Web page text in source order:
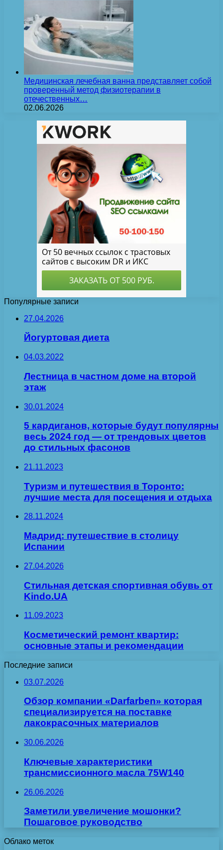
Медицинская лечебная ванна представляет собой
проверенный метод физиотерапии в
отечественных…
02.06.2026
Популярные записи
27.04.2026
Йогуртовая диета
04.03.2022
Лестница в частном доме на второй
этаж
30.01.2024
5 кардиганов, которые будут популярны
весь 2024 год — от трендовых цветов
до стильных фасонов
21.11.2023
Туризм и путешествия в Торонто:
лучшие места для посещения и отдыха
28.11.2024
Мадрид: путешествие в столицу
Испании
27.04.2026
Стильная детская спортивная обувь от
Kindo.UA
11.09.2023
Косметический ремонт квартир:
основные этапы и рекомендации
Последние записи
03.07.2026
Обзор компании «Darfarben» которая
специализируется на поставке
лакокрасочных материалов
30.06.2026
Ключевые характеристики
трансмиссионного масла 75W140
26.06.2026
Заметили увеличение мошонки?
Пошаговое руководство
Облако меток